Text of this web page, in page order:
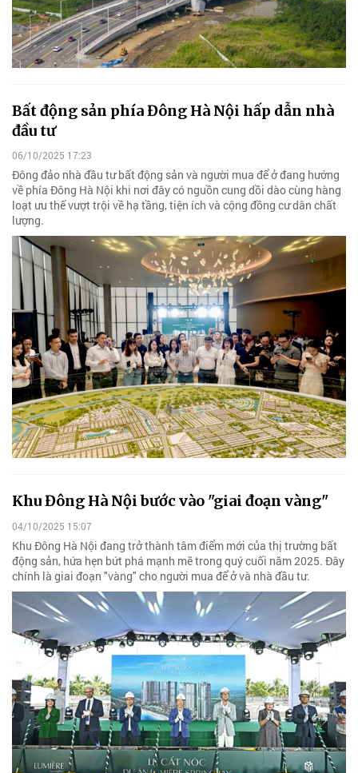
Bất động sản phía Đông Hà Nội hấp dẫn nhà
đầu tư
06/10/2025 17:23
Đông đảo nhà đầu tư bất động sản và người mua để ở đang hướng
về phía Đông Hà Nội khi nơi đây có nguồn cung dồi dào cùng hàng
loạt ưu thế vượt trội về hạ tầng, tiện ích và cộng đồng cư dân chất
lượng.
Khu Đông Hà Nội bước vào "giai đoạn vàng"
04/10/2025 15:07
Khu Đông Hà Nội đang trở thành tâm điểm mới của thị trường bất
động sản, hứa hẹn bứt phá mạnh mẽ trong quý cuối năm 2025. Đây
chính là giai đoạn "vàng" cho người mua để ở và nhà đầu tư.